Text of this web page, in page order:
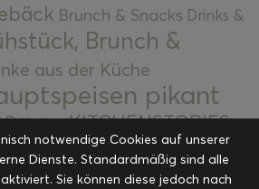
Brunch & Snacks Drinks &
Brunch &
aus der Küche
pikant
KekseKITCHENSTORIES
& Desserts Kuchen und
Mitbringsel &
notwendige Cookies auf unserer
Dienste. Standardmäßig sind alle
Sie können diese jedoch nach